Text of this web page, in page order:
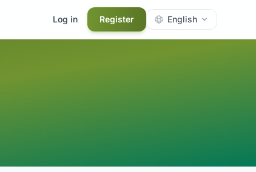
Log in Register English